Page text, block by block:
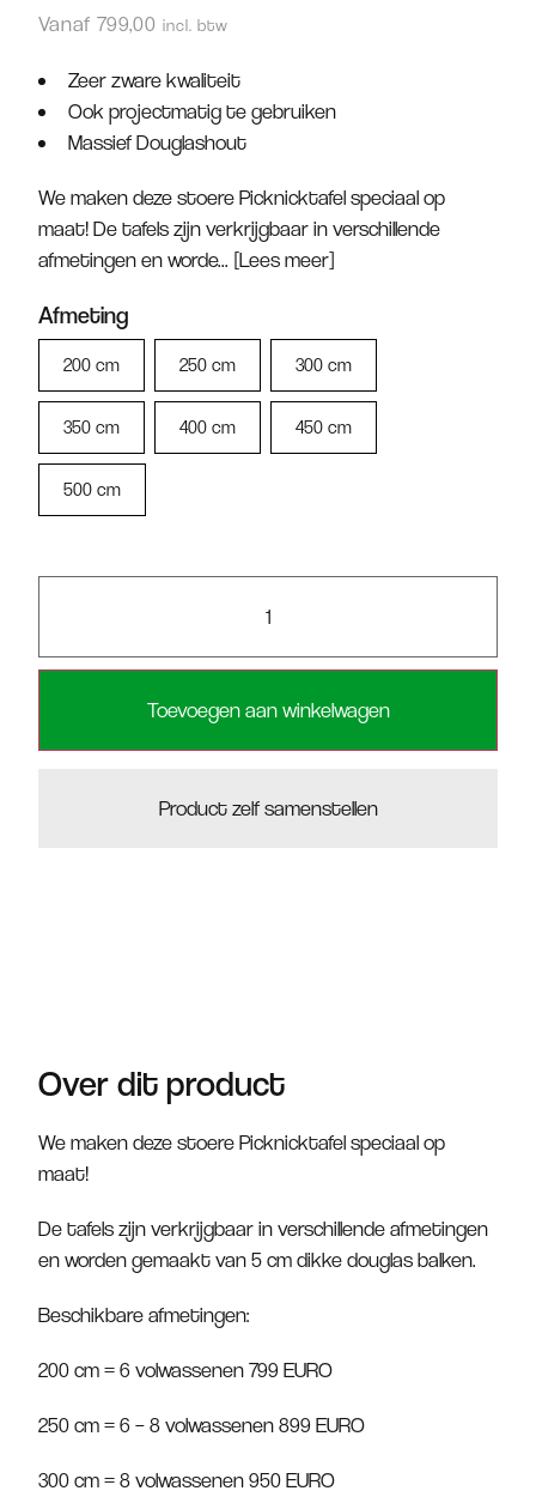
Vanaf799,00 incl. btw
Zeer zware kwaliteit
Ook projectmatig te gebruiken
Massief Douglashout
We maken deze stoere Picknicktafel speciaal op
maat! De tafels zijn verkrijgbaar in verschillende
afmetingen en worde... [Lees meer]
Afmeting
200 cm 250 cm 300 cm
350 cm 400 cm 450 cm
500 cm
Toevoegen aan winkelwagen
Product zelf samenstellen
Over dit product
We maken deze stoere Picknicktafel speciaal op
maat!
De tafels zijn verkrijgbaar in verschillende afmetingen
en worden gemaakt van 5 cm dikke douglas balken.
Beschikbare afmetingen:
200 cm = 6 volwassenen 799 EURO
250 cm = 6 – 8 volwassenen 899 EURO
300 cm = 8 volwassenen 950 EURO